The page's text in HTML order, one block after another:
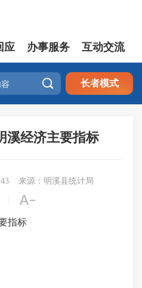
应 办事服务 互动交流
 长者模式
溪经济主要指标
来源：明溪县统计局

指标